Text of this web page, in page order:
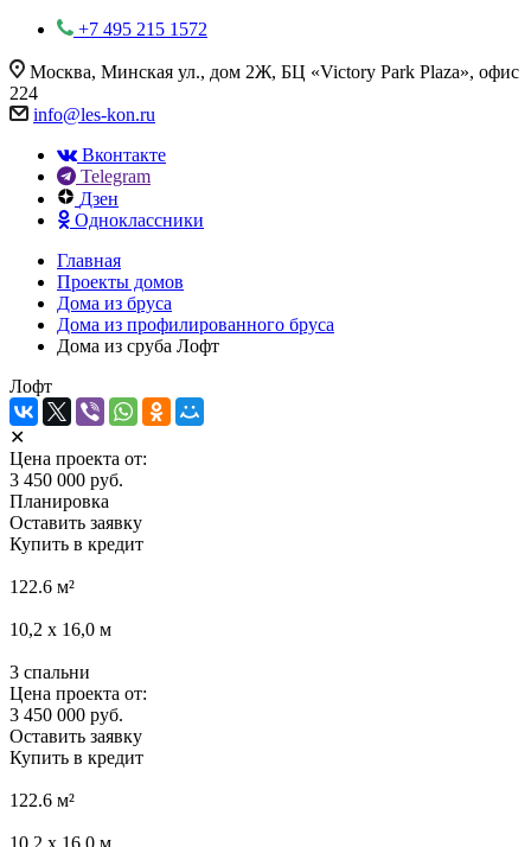
+7 495 215 1572
Москва, Минская ул., дом 2Ж, БЦ «Victory Park Plaza», офис
224
info@les-kon.ru
Вконтакте
Telegram
Дзен
Одноклассники
Главная
Проекты домов
Дома из бруса
Дома из профилированного бруса
Дома из сруба Лофт
Лофт
✕
Цена проекта от:
3 450 000 руб.
Планировка
Оставить заявку
Купить в кредит
122.6 м²
10,2 х 16,0 м
3 спальни
Цена проекта от:
3 450 000 руб.
Оставить заявку
Купить в кредит
122.6 м²
10,2 х 16,0 м